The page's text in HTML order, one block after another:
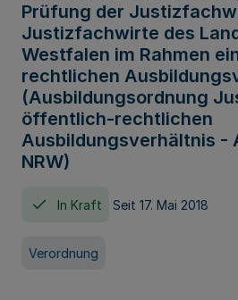
Prüfung der
Justizfachwirte des
Westfalen im Rahmen
rechtlichen
(Ausbildungsordnung
öffentlich-rechtlichen
Ausbildungsverhältnis -
NRW)
In Kraft Seit 17. Mai 2018
Verordnung